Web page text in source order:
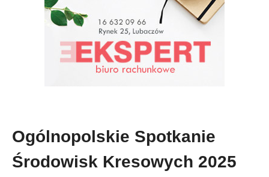
Ogólnopolskie Spotkanie
Środowisk Kresowych 2025